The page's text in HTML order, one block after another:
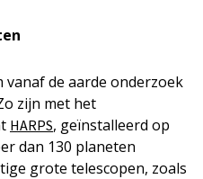
vanaf de aarde onderzoek
zijn met het
HARPS, geïnstalleerd op
dan 130 planeten
grote telescopen, zoals